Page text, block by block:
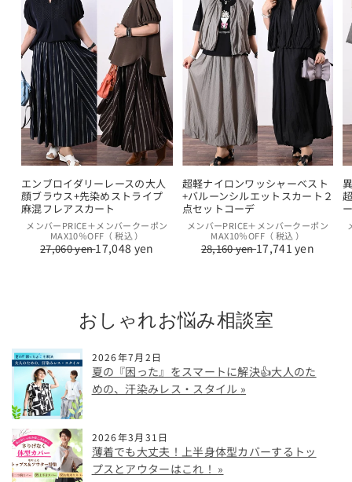
エンブロイダリーレースの大人
顔ブラウス+先染めストライプ
麻混フレアスカート
通
常
価
セ
ー
ル
メンバーPRICE＋メンバークーポン
MAX10％OFF（ 税込 ）
27,060 yen17,048 yen
超軽ナイロンワッシャーベスト
+バルーンシルエットスカート２
点セットコーデ
通
常
価
セ
ー
ル
メンバーPRICE＋メンバークーポン
MAX10％OFF（ 税込 ）
28,160 yen17,741 yen
おしゃれお悩み相談室
2026年7月2日
夏の『困った』をスマートに解決👍大人のた
めの、汗染みレス・スタイル
2026年3月31日
薄着でも大丈夫！上半身体型カバーするトッ
プスとアウターはこれ！